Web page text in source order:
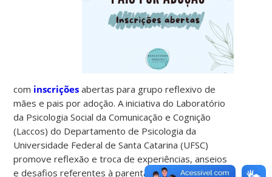
com inscrições abertas para grupo reflexivo de
mães e pais por adoção. A iniciativa do Laboratório
da Psicologia Social da Comunicação e Cognição
(Laccos) do Departamento de Psicologia da
Universidade Federal de Santa Catarina (UFSC)
promove reflexão e troca de experiências, anseios
e desafios referentes à parentalidade pela via da